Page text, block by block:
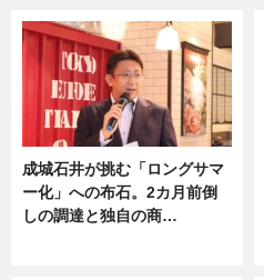
成城石井が挑む「ロングサマ
ー化」への布石。2カ月前倒
しの調達と独自の商…